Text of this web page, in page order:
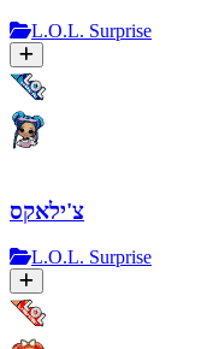
L.O.L. Surprise
צ'ילאקס
L.O.L. Surprise